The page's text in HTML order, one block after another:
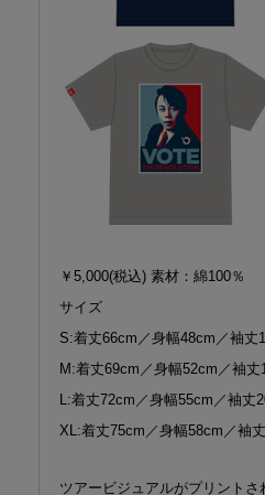
￥5,000(税込) 素材：綿100％
サイズ
S:着丈66cm／身幅48cm／袖丈
M:着丈69cm／身幅52cm／袖丈
L:着丈72cm／身幅55cm／袖丈
XL:着丈75cm／身幅58cm／袖
ツアービジュアルがプリント